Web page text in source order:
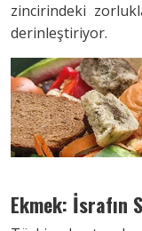
zincirindeki
derinleştiriyor.
Ekmek: İsrafın